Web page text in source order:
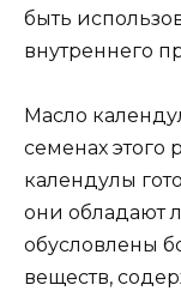
быть
внутреннего
Масло
семенах этого
календулы
они обладают
обусловлены
веществ,